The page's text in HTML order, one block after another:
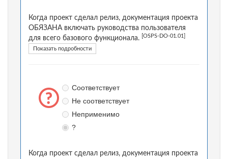
Когда проект сделал релиз, документация проекта
ОБЯЗАНА включать руководства пользователя
для всего базового функционала.
[OSPS-DO-01.01]
Показать подробности
Соответствует
Не соответствует
Неприменимо
?
Когда проект сделал релиз, документация проекта